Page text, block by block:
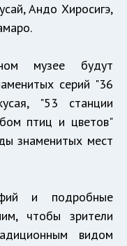
Андо Хиросигэ,
музее будут
серий "36
"53 станции
птиц и цветов"
знаменитых мест
и подробные
чтобы зрители
видом